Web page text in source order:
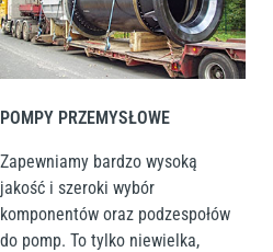
POMPY PRZEMYSŁOWE
Zapewniamy bardzo wysoką
jakość i szeroki wybór
komponentów oraz podzespołów
do pomp. To tylko niewielka,